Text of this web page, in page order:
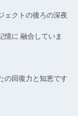
ェクトの後ろの深夜
憶に 融合していま
の回復力と知恵です